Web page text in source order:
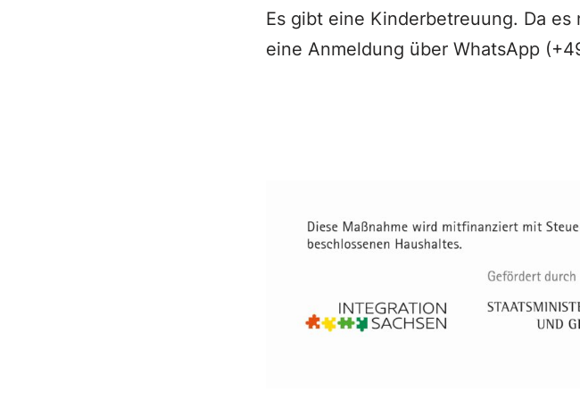
Es gibt eine Kinderbetreuung. Da
eine Anmeldung über WhatsApp